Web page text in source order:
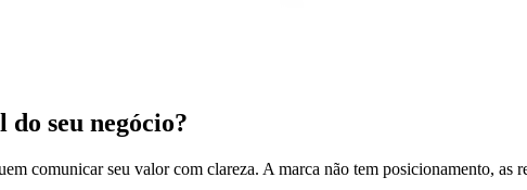
do seu negócio?
comunicar seu valor com clareza. A marca não tem posicionamento, as